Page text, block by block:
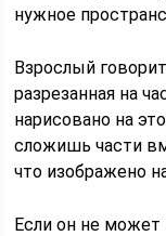
нужное
Взрослый
разрезанная на
нарисовано на
сложишь части
что изображено
Если он не может